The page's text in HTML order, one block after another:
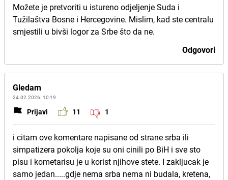
Možete je pretvoriti u istureno odjeljenje Suda i
Tužilaštva Bosne i Hercegovine. Mislim, kad ste centralu
smjestili u bivši logor za Srbe što da ne.
Odgovori
Gledam
24.02.2026. 10:19
Prijavi 11 1
i citam ove komentare napisane od strane srba ili
simpatizera pokolja koje su oni cinili po BiH i sve sto
pisu i kometarisu je u korist njihove stete. I zakljucak je
samo jedan.....gdje nema srba nema ni budala, kretena,